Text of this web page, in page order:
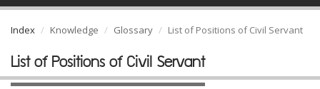
Index Knowledge Glossary List of Positions of Civil Servant
List of Positions of Civil Servant